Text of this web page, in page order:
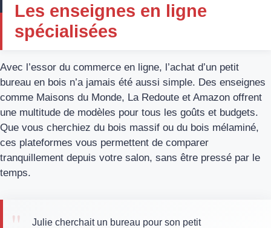
Les enseignes en ligne
spécialisées
Avec l’essor du commerce en ligne, l’achat d’un petit
bureau en bois n’a jamais été aussi simple. Des enseignes
comme Maisons du Monde, La Redoute et Amazon offrent
une multitude de modèles pour tous les goûts et budgets.
Que vous cherchiez du bois massif ou du bois mélaminé,
ces plateformes vous permettent de comparer
tranquillement depuis votre salon, sans être pressé par le
temps.
Julie cherchait un bureau pour son petit